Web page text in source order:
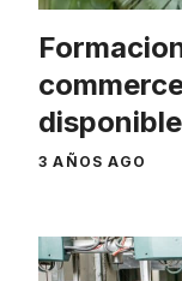
3 AÑOS AGO